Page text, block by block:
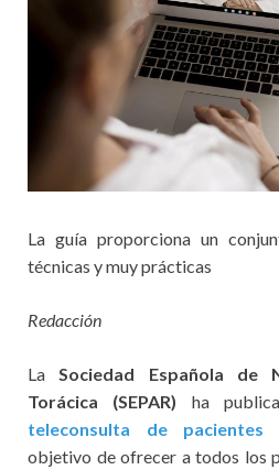
La guía proporciona un
técnicas y muy prácticas
Redacción
La Sociedad Española de
Torácica (SEPAR) ha
teleconsulta de pacientes
objetivo de ofrecer a todos los